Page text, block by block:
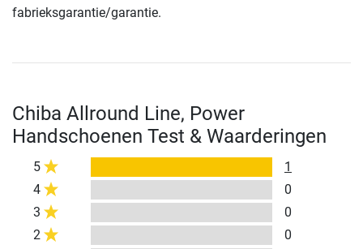
fabrieksgarantie/garantie.
Chiba Allround Line, Power
Handschoenen Test & Waarderingen
5
1
4
0
3
0
2
0